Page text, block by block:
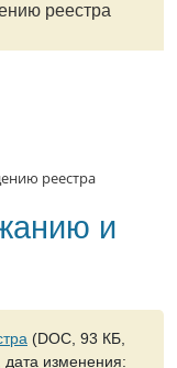
реестра
реестра
и
(DOC, 93 КБ,
изменения: